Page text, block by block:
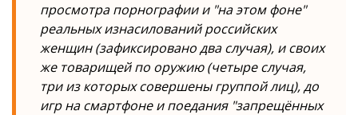
просмотра порнографии и "на этом фоне"
реальных изнасилований российских
женщин (зафиксировано два случая), и своих
же товарищей по оружию (четыре случая,
три из которых совершены группой лиц), до
игр на смартфоне и поедания "запрещённых